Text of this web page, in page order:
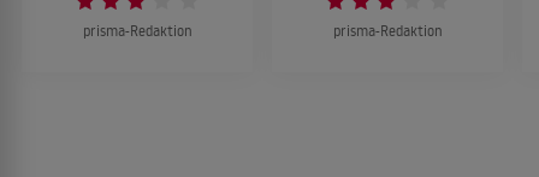
prisma-Redaktion prisma-Redaktion